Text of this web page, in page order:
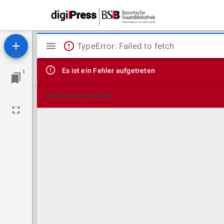
1
Mirador
Viewer
TypeError: Failed to fetch
Es ist ein Fehler aufgetreten
Technische Details